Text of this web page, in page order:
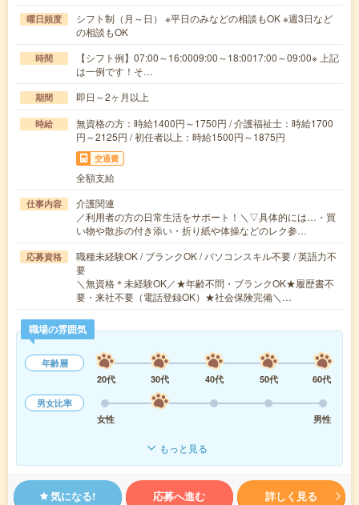
曜日頻度
シフト制（月～日） ※平日のみなどの相談もOK ※週3日など
の相談もOK
時間
【シフト例】07:00～16:0009:00～18:0017:00～09:00※ 上記
は一例です！そ…
期間 即日～2ヶ月以上
時給
無資格の方：時給1400円～1750円 / 介護福祉士：時給1700
円～2125円 / 初任者以上：時給1500円～1875円
交通費
全額支給
仕事内容
介護関連
／利用者の方の日常生活をサポート！＼▽具体的には…・買
い物や散歩の付き添い・折り紙や体操などのレク参…
応募資格
職種未経験OK / ブランクOK / パソコンスキル不要 / 英語力不
要
＼無資格＊未経験OK／★年齢不問・ブランクOK★履歴書不
要・来社不要（電話登録OK）★社会保険完備＼…
職場の雰囲気
年齢層
20代
30代 40代 50代
60代
男女比率
女性
男性
もっと見る
気になる! 応募へ進む 詳しく見る